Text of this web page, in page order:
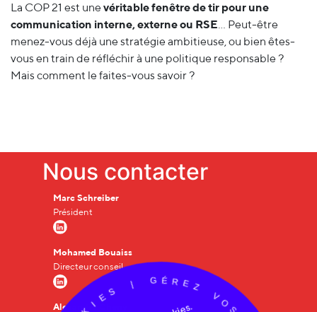
La COP 21 est une véritable fenêtre de tir pour une
communication interne, externe ou RSE… Peut-être
menez-vous déjà une stratégie ambitieuse, ou bien êtes-
vous en train de réfléchir à une politique responsable ?
Mais comment le faites-vous savoir ?
Nous contacter
Marc Schreiber
Président
Mohamed Bouaiss
Directeur conseil
Alexandre Cheny
G É R E Z
V
O
I
ES
|